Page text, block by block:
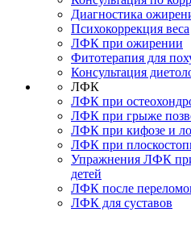
Диагностика
Психокоррекция веса
ЛФК при ожирении
Фитотерапия для
Консультация
ЛФК
ЛФК при
ЛФК при грыже
ЛФК при кифозе и
ЛФК при
Упражнения ЛФК при
детей
ЛФК после
ЛФК для суставов